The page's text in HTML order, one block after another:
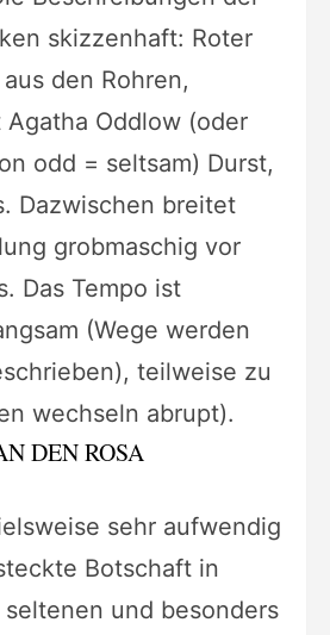
skizzenhaft: Roter
den Rohren,
Agatha Oddlow (oder
odd = seltsam) Durst,
Dazwischen breitet
grobmaschig vor
Das Tempo ist
(Wege werden
teilweise zu
wechseln abrupt).
DEN ROSA
sehr aufwendig
Botschaft in
und besonders